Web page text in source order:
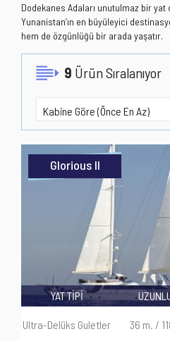
Dodekanes Adaları unutulmaz bir
Yunanistan’ın en büyüleyici
hem de özgünlüğü bir arada yaşatır.
9 Ürün Sıralanıyor
Glorious II
YAT TİPİ
Ultra-Delüks Guletler 36 m. /